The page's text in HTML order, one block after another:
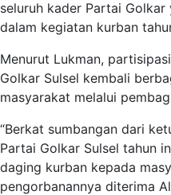
seluruh kader Partai
dalam kegiatan kurban
Menurut Lukman,
Golkar Sulsel kembali
masyarakat melalui
“Berkat sumbangan dari
Partai Golkar Sulsel tahun
daging kurban kepada
pengorbanannya diterima